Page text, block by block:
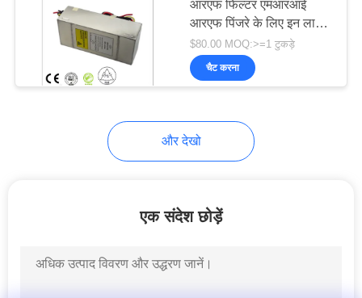
आरएफ परिरक्षण कक्ष
ईएमसी एनेकोइक चैंबर
आरएफ फिल्टर एमआरआई
आरएफ पिंजरे के लिए इन लाइन
पावर फिल्टर आरएफ शील्डिंग
रूम ईएमसी एनेकोइक कक्ष
$80.00 MOQ:>=1 टुकड़े
चैट करना
और देखो
एक संदेश छोड़ें